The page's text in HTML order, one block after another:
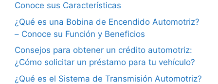
Conoce sus Características
¿Qué es una Bobina de Encendido Automotriz?
– Conoce su Función y Beneficios
Consejos para obtener un crédito automotriz:
¿Cómo solicitar un préstamo para tu vehículo?
¿Qué es el Sistema de Transmisión Automotriz?